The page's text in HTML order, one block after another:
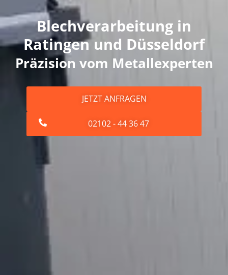
Blechverarbeitung in
Ratingen und Düsseldorf
Präzision vom Metallexperten
JETZT ANFRAGEN
02102 - 44 36 47